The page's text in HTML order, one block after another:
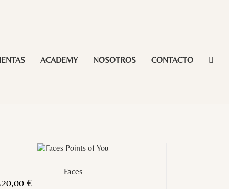
ACADEMY NOSOTROS CONTACTO
Faces
€